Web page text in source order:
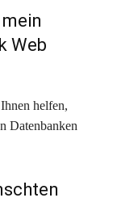
Web
helfen,
Datenbanken